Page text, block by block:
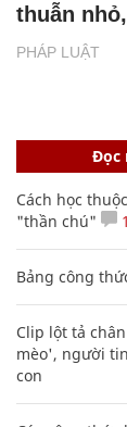
PHÁP LUẬT
thuẫn
Đọc
Cách học
"thần chú"
Bảng công
Clip lột tả
mèo', người
con